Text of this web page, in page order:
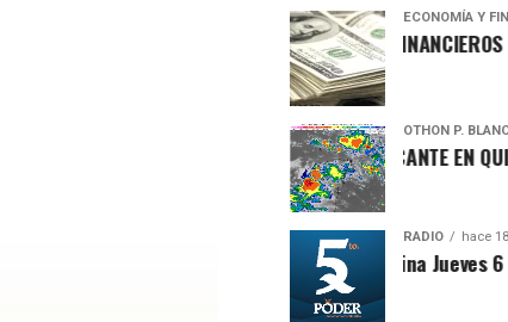
ECONOMÍA Y
MERCADOS FINANCIEROS SE
OTHON P.
CLIMA SOFOCANTE EN
RADIO hace
Síntesis Matutina Jueves 6 de